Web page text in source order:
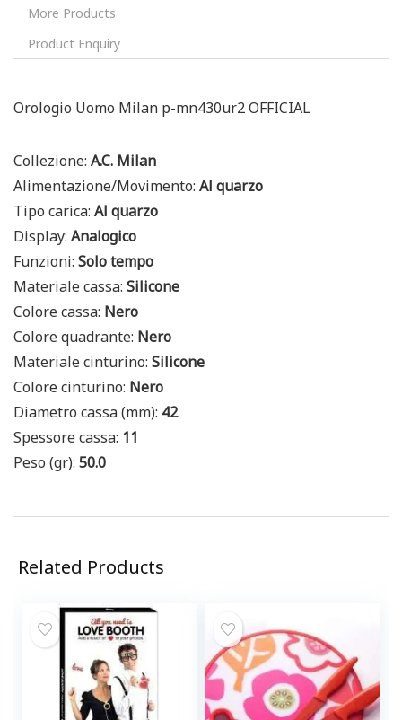
More Products
Product Enquiry
Orologio Uomo Milan p-mn430ur2 OFFICIAL
Collezione: A.C. Milan
Alimentazione/Movimento: Al quarzo
Tipo carica: Al quarzo
Display: Analogico
Funzioni: Solo tempo
Materiale cassa: Silicone
Colore cassa: Nero
Colore quadrante: Nero
Materiale cinturino: Silicone
Colore cinturino: Nero
Diametro cassa (mm): 42
Spessore cassa: 11
Peso (gr): 50.0
Related Products